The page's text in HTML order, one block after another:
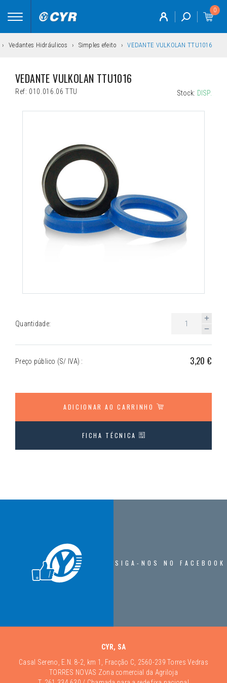
Toggle
0
Vedantes Hidráulicos Simples efeito VEDANTE VULKOLAN TTU1016
VEDANTE VULKOLAN TTU1016
Ref: 010.016.06 TTU Stock: DISP.
Quantidade:
Preço público (S/ IVA) : 3,20 €
ADICIONAR AO CARRINHO
FICHA TÉCNICA
SIGA-NOS NO FACEBOOK
CYR, SA
Casal Sereno, E.N. 8-2, km 1, Fracção C, 2560-239 Torres Vedras
TORRES NOVAS Zona comercial da Agriloja